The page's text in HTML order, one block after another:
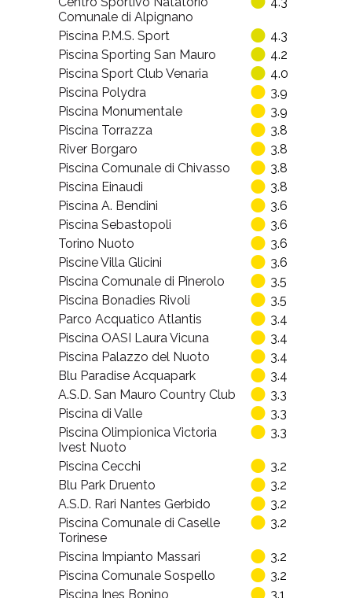
Comunale di Alpignano
Piscina P.M.S. Sport
4.3
Piscina Sporting San Mauro
4.2
Piscina Sport Club Venaria
4.0
Piscina Polydra
3.9
Piscina Monumentale
3.9
Piscina Torrazza
3.8
River Borgaro
3.8
Piscina Comunale di Chivasso
3.8
Piscina Einaudi
3.8
Piscina A. Bendini
3.6
Piscina Sebastopoli
3.6
Torino Nuoto
3.6
Piscine Villa Glicini
3.6
Piscina Comunale di Pinerolo
3.5
Piscina Bonadies Rivoli
3.5
Parco Acquatico Atlantis
3.4
Piscina OASI Laura Vicuna
3.4
Piscina Palazzo del Nuoto
3.4
Blu Paradise Acquapark
3.4
A.S.D. San Mauro Country Club
3.3
Piscina di Valle
3.3
Piscina Olimpionica Victoria
Ivest Nuoto
3.3
Piscina Cecchi
3.2
Blu Park Druento
3.2
A.S.D. Rari Nantes Gerbido
3.2
Piscina Comunale di Caselle
Torinese
3.2
Piscina Impianto Massari
3.2
Piscina Comunale Sospello
3.2
Piscina Ines Bonino
3.1